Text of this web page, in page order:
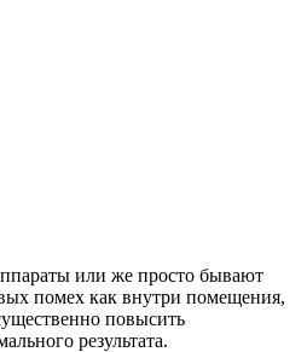
или же просто бывают
помех как внутри помещения,
повысить
результата.